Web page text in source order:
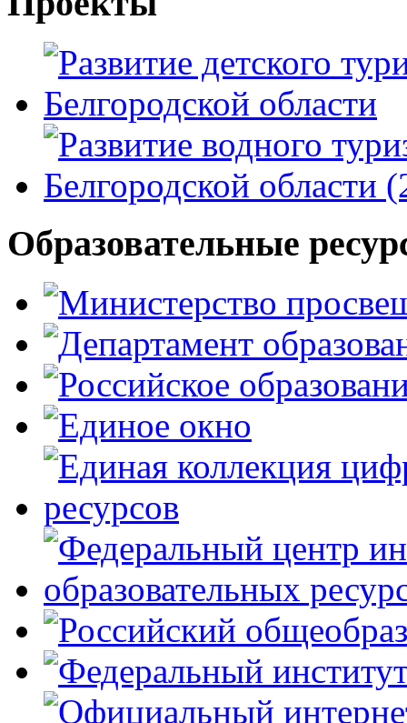
Образовательные